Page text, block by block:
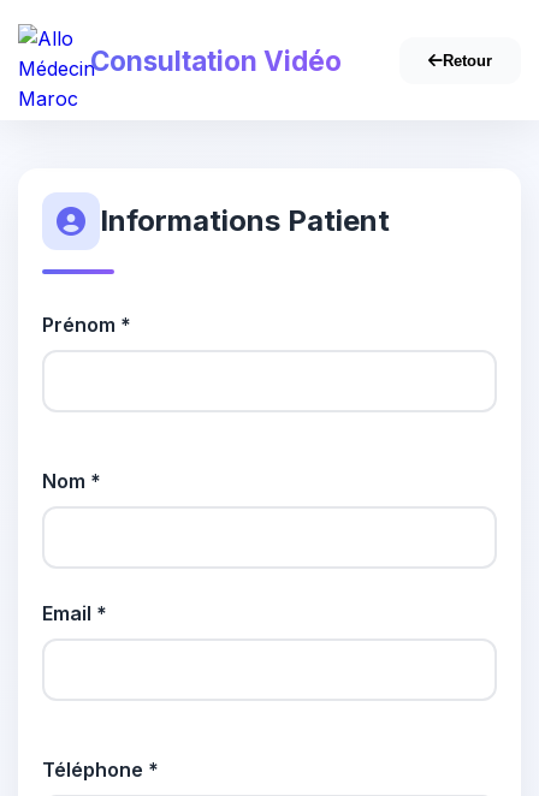
Consultation Vidéo Retour
Informations Patient
Prénom *
Nom *
Email *
Téléphone *